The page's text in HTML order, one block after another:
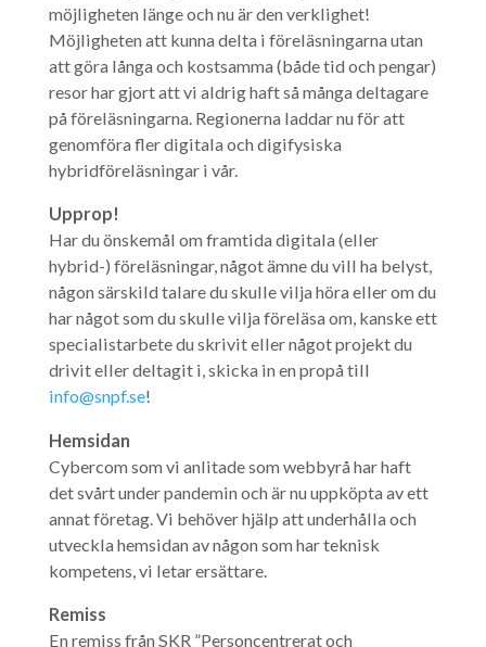
möjligheten länge och nu är den verklighet!
Möjligheten att kunna delta i föreläsningarna utan
att göra långa och kostsamma (både tid och pengar)
resor har gjort att vi aldrig haft så många deltagare
på föreläsningarna. Regionerna laddar nu för att
genomföra fler digitala och digifysiska
hybridföreläsningar i vår.
Upprop!
Har du önskemål om framtida digitala (eller
hybrid-) föreläsningar, något ämne du vill ha belyst,
någon särskild talare du skulle vilja höra eller om du
har något som du skulle vilja föreläsa om, kanske ett
specialistarbete du skrivit eller något projekt du
drivit eller deltagit i, skicka in en propå till
info@snpf.se!
Hemsidan
Cybercom som vi anlitade som webbyrå har haft
det svårt under pandemin och är nu uppköpta av ett
annat företag. Vi behöver hjälp att underhålla och
utveckla hemsidan av någon som har teknisk
kompetens, vi letar ersättare.
Remiss
En remiss från SKR ”Personcentrerat och